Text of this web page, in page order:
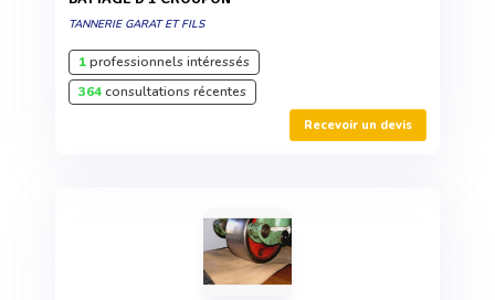
TANNERIE GARAT ET FILS
1professionnels intéressés
364consultations récentes
Recevoir un devis